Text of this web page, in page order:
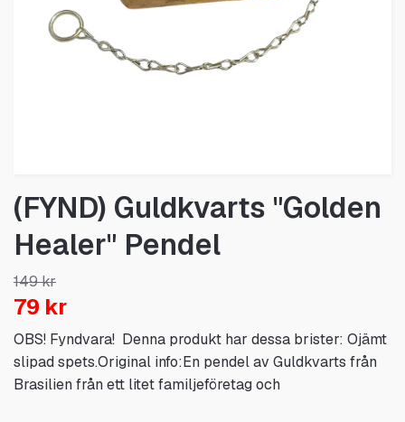
(FYND) Guldkvarts "Golden
Healer" Pendel
149 kr
79 kr
OBS! Fyndvara! Denna produkt har dessa brister: Ojämt
slipad spets.Original info:En pendel av Guldkvarts från
Brasilien från ett litet familjeföretag och